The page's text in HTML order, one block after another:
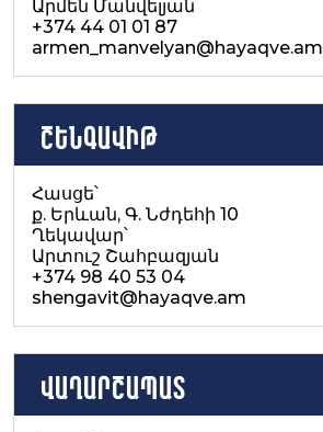
Արմեն Մանվելյան
+374 44 01 01 87
armen_manvelyan@hayaqve.am
ՇԵՆԳԱՎԻԹ
Հասցե՝
ք. Երևան, Գ. Նժդեհի 10
Ղեկավար՝
Արտուշ Շահբազյան
+374 98 40 53 04
shengavit@hayaqve.am
Վաղարշապատ